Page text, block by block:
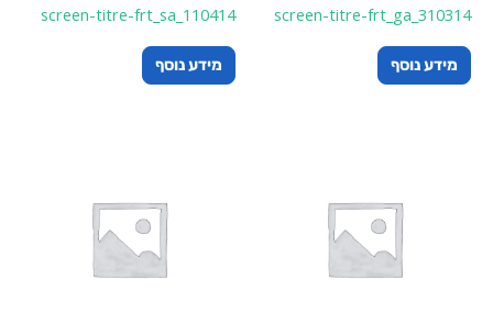
screen-titre-frt_ga_310314
מידע נוסף
screen-titre-frt_sa_110414
מידע נוסף